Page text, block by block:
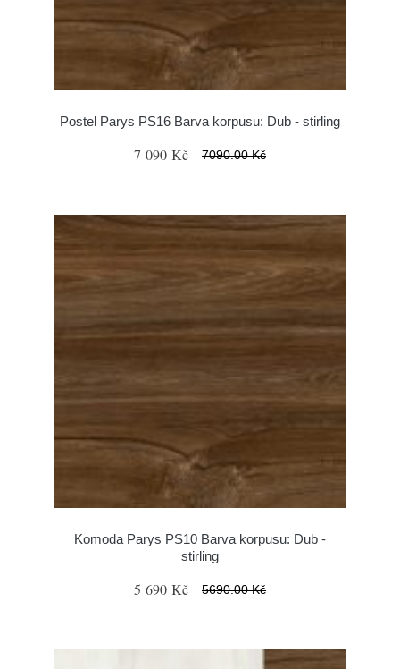
Postel Parys PS16 Barva korpusu: Dub - stirling
7 090 Kč 7090.00 Kč
Komoda Parys PS10 Barva korpusu: Dub -
stirling
5 690 Kč 5690.00 Kč